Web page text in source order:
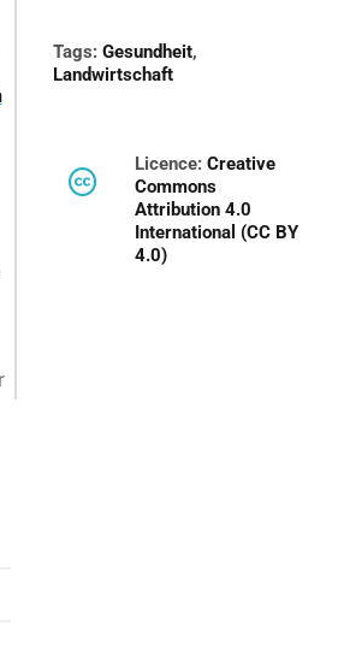
Tags:Gesundheit,
Landwirtschaft
Licence:Creative
Commons
Attribution 4.0
International (CC BY
4.0)